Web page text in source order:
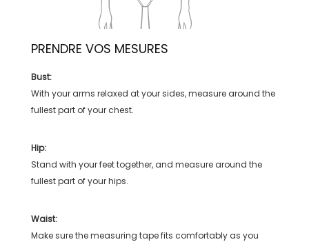
PRENDRE VOS MESURES
Bust:
With your arms relaxed at your sides, measure around the
fullest part of your chest.
Hip:
Stand with your feet together, and measure around the
fullest part of your hips.
Waist:
Make sure the measuring tape fits comfortably as you